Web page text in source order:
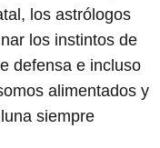
los astrólogos
los instintos de
defensa e incluso
alimentados y
siempre